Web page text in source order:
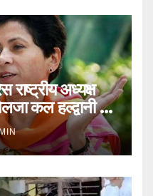
राष्ट्रीय अध्यक्ष
कल हल्द्वानी में